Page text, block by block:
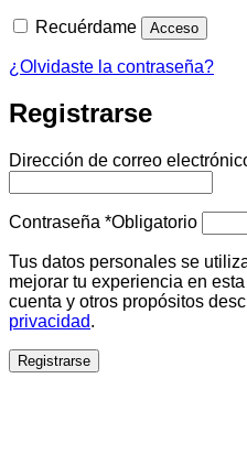
Recuérdame Acceso
¿Olvidaste la contraseña?
Registrarse
Dirección de correo
Contraseña *Obligatorio
Tus datos personales se
mejorar tu experiencia en
cuenta y otros propósitos
privacidad.
Registrarse